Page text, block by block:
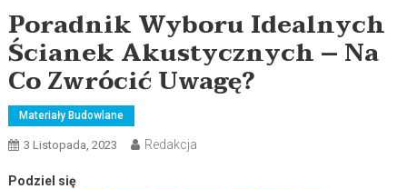
Poradnik Wyboru Idealnych
Ścianek Akustycznych – Na
Co Zwrócić Uwagę?
Materiały Budowlane
3 Listopada, 2023 Redakcja
Podziel się